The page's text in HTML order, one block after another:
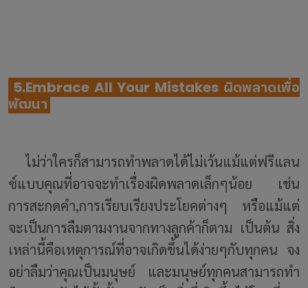
5.Embrace All Your Mistakes ผิดพลาดเพื่อ
พัฒนา
ไม่ว่าใครก็สามารถทำพลาดได้ไม่เว้นแม้แต่ฟรีแลน
ซ์แบบคุณที่อาจจะทำเรื่องผิดพลาดเล็กๆน้อย เช่น
การสะกดคำ,การเรียบเรียงประโยคต่างๆ หรือแม้แต่
จะเป็นการลืมตามงานจากทางลูกค้าก็ตาม เป็นต้น สิ่ง
เหล่านี้คือเหตุการณ์ที่อาจเกิดขึ้นได้ง่ายๆกับทุกคน จง
อย่าลืมว่าคุณเป็นมนุษย์ และมนุษย์ทุกคนสามารถทำ